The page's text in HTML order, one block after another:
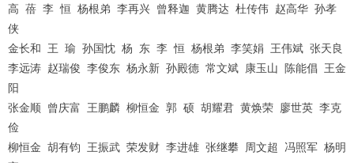
高 蓓 李 恒 杨根弟 李再兴 曾释迦 黄腾达 杜传伟 赵高华 孙孝
侠
金长和 王 瑜 孙国忱 杨 东 李 恒 杨根弟 李笑娟 王伟斌 张天良
李远涛 赵瑞俊 李俊东 杨永新 孙殿德 常文斌 康玉山 陈能倡 王金
阳
张金顺 曾庆富 王鹏麟 柳恒金 郭 硕 胡耀君 黄焕荣 廖世英 李克
俭
柳恒金 胡有钧 王振武 荣发财 李进雄 张继攀 周文超 冯照军 杨明